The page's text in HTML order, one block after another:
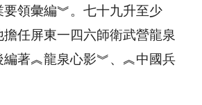
要領彙編︾。七十九升至少
任屏東一四六師衛武營龍泉
編著︽龍泉心影︾、︽中國兵